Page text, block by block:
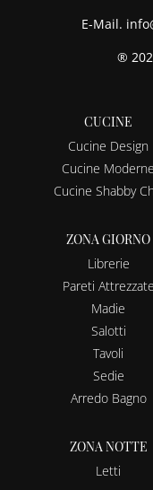
E-Mail.
®
CUCINE
Cucine Design
Cucine Moderne
Cucine Shabby
ZONA GIORNO
Librerie
Pareti Attrezzate
Madie
Salotti
Tavoli
Sedie
Arredo Bagno
ZONA NOTTE
Letti